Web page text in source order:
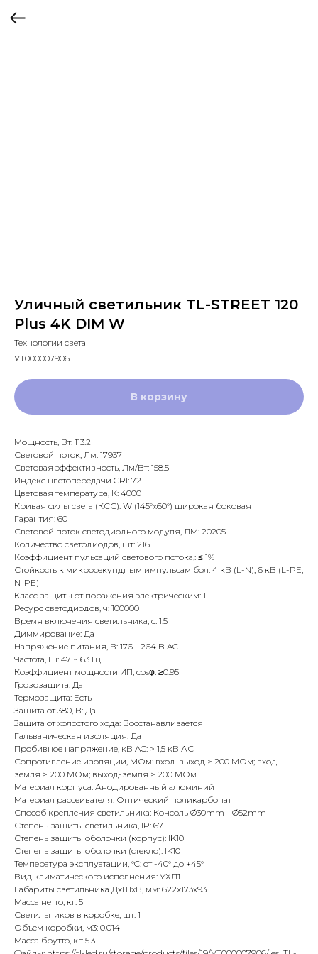
Уличный светильник TL-STREET 120
Plus 4K DIM W
Технологии света
УТ000007906
В корзину
Мощность, Вт: 113.2
Световой поток, Лм: 17937
Световая эффективность, Лм/Вт: 158.5
Индекс цветопередачи CRI: 72
Цветовая температура, К: 4000
Кривая силы света (КСС): W (145°х60°) широкая боковая
Гарантия: 60
Световой поток светодиодного модуля, ЛМ: 20205
Количество светодиодов, шт: 216
Коэффициент пульсаций светового потока,: ≤ 1%
Стойкость к микросекундным импульсам бол: 4 кВ (L-N), 6 кВ (L-PE,
N-PE)
Класс защиты от поражения электрическим: 1
Ресурс светодиодов, ч: 100000
Время включения светильника, с: 1.5
Диммирование: Да
Напряжение питания, В: 176 - 264 B AC
Частота, Гц: 47 ~ 63 Гц
Коэффициент мощности ИП, cosφ: ≥0.95
Грозозащита: Да
Термозащита: Есть
Защита от 380, В: Да
Защита от холостого хода: Восстанавливается
Гальваническая изоляция: Да
Пробивное напряжение, кВ AC: > 1,5 кВ АС
Сопротивление изоляции, МОм: вход-выход > 200 МОм; вход-
земля > 200 МОм; выход-земля > 200 МОм
Материал корпуса: Анодированный алюминий
Материал рассеивателя: Оптический поликарбонат
Способ крепления светильника: Консоль Ø30mm - Ø52mm
Степень защиты светильника, IP: 67
Степень защиты оболочки (корпус): IK10
Степень защиты оболочки (стекло): IK10
Температура эксплуатации, °C: от -40° до +45°
Вид климатического исполнения: УХЛ1
Габариты светильника ДхШхВ, мм: 622х173х93
Масса нетто, кг: 5
Светильников в коробке, шт: 1
Объем коробки, м3: 0.014
Масса брутто, кг: 5.3